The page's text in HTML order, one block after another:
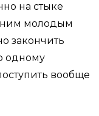
на стыке
молодым
закончить
одному
вообще